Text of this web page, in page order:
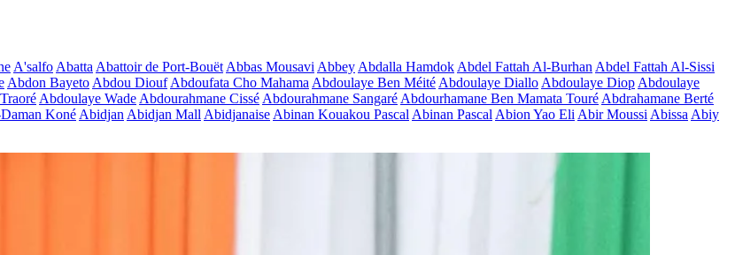
A'salfo Abatta Abattoir de Port-Bouët Abbas Mousavi Abbey Abdalla Hamdok Abdel Fattah Al-Burhan Abdel Fattah Al-Sissi
Abdon Bayeto Abdou Diouf Abdoufata Cho Mahama Abdoulaye Ben Méité Abdoulaye Diallo Abdoulaye Diop Abdoulaye
Abdoulaye Wade Abdourahmane Cissé Abdourahmane Sangaré Abdourhamane Ben Mamata Touré Abdrahamane Berté
Koné Abidjan Abidjan Mall Abidjanaise Abinan Kouakou Pascal Abinan Pascal Abion Yao Eli Abir Moussi Abissa Abiy